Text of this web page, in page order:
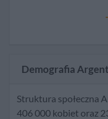
Demografia
Struktura społeczna
406 000 kobiet oraz